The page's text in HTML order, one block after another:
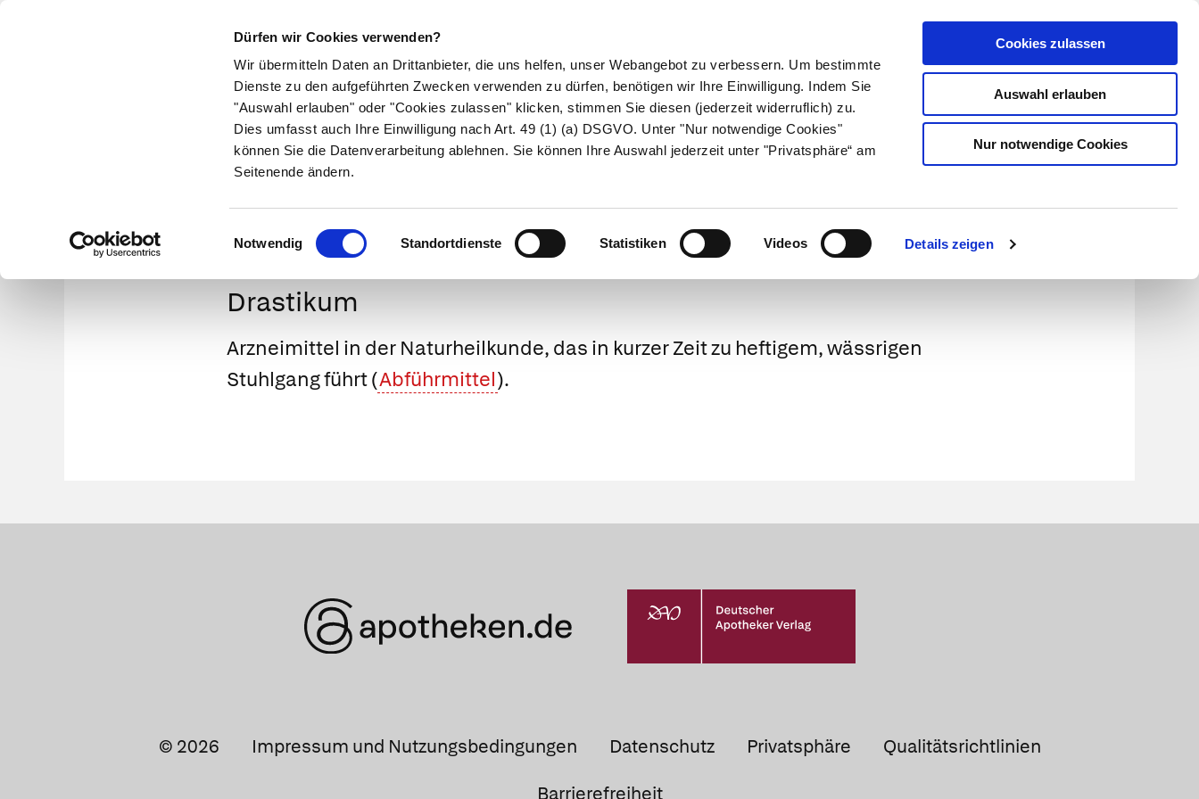
Dürfen wir Cookies verwenden?
Wir übermitteln Daten an Drittanbieter, die uns helfen, unser Webangebot zu verbessern. Um bestimmte
Dienste zu den aufgeführten Zwecken verwenden zu dürfen, benötigen wir Ihre Einwilligung. Indem Sie
"Auswahl erlauben" oder "Cookies zulassen" klicken, stimmen Sie diesen (jederzeit widerruflich) zu.
Dies umfasst auch Ihre Einwilligung nach Art. 49 (1) (a) DSGVO. Unter "Nur notwendige Cookies"
können Sie die Datenverarbeitung ablehnen. Sie können Ihre Auswahl jederzeit unter "Privatsphäre“ am
Seitenende ändern.
Einwilligungsauswahl
Notwendig Standortdienste Statistiken Videos Details zeigen
Cookies zulassen
Auswahl erlauben
Nur notwendige Cookies
Kundenlogin
Suche
Symptome Therapie Medikamente Naturheilkunde Eltern & Kind Gesund leben Über uns
Medizinlexikon
Drastikum
Arzneimittel in der Naturheilkunde, das in kurzer Zeit zu heftigem, wässrigen
Stuhlgang führt (Abführmittel).
© 2026 Impressum und Nutzungsbedingungen Datenschutz Privatsphäre Qualitätsrichtlinien
Barrierefreiheit